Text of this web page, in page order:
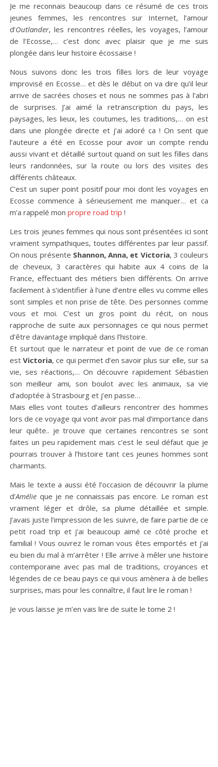
Je me reconnais beaucoup dans ce résumé de ces trois
jeunes femmes, les rencontres sur Internet, l’amour
d’Outlander, les rencontres réelles, les voyages, l’amour
de l’Ecosse,… c’est donc avec plaisir que je me suis
plongée dans leur histoire écossaise !
Nous suivons donc les trois filles lors de leur voyage
improvisé en Ecosse… et dès le début on va dire qu’il leur
arrive de sacrées choses et nous ne sommes pas à l’abri
de surprises. J’ai aimé la retranscription du pays, les
paysages, les lieux, les coutumes, les traditions,… on est
dans une plongée directe et j’ai adoré ca ! On sent que
l’auteure a été en Ecosse pour avoir un compte rendu
aussi vivant et détaillé surtout quand on suit les filles dans
leurs randonnées, sur la route ou lors des visites des
différents châteaux.
C’est un super point positif pour moi dont les voyages en
Ecosse commence à sérieusement me manquer… et ca
m’a rappelé mon propre road trip !
Les trois jeunes femmes qui nous sont présentées ici sont
vraiment sympathiques, toutes différentes par leur passif.
On nous présente Shannon, Anna, et Victoria, 3 couleurs
de cheveux, 3 caractères qui habite aux 4 coins de la
France, effectuant des métiers bien différents. On arrive
facilement à s’identifier à l’une d’entre elles vu comme elles
sont simples et non prise de tête. Des personnes comme
vous et moi. C’est un gros point du récit, on nous
rapproche de suite aux personnages ce qui nous permet
d’être davantage impliqué dans l’histoire.
Et surtout que le narrateur et point de vue de ce roman
estVictoria, ce qui permet d’en savoir plus sur elle, sur sa
vie, ses réactions,… On découvre rapidement Sébastien
son meilleur ami, son boulot avec les animaux, sa vie
d’adoptée à Strasbourg et j’en passe…
Mais elles vont toutes d’ailleurs rencontrer des hommes
lors de ce voyage qui vont avoir pas mal d’importance dans
leur quête.. je trouve que certaines rencontres se sont
faites un peu rapidement mais c’est le seul défaut que je
pourrais trouver à l’histoire tant ces jeunes hommes sont
charmants.
Mais le texte a aussi été l’occasion de découvrir la plume
d’Amélie que je ne connaissais pas encore. Le roman est
vraiment léger et drôle, sa plume détaillée et simple.
J’avais juste l’impression de les suivre, de faire partie de ce
petit road trip et j’ai beaucoup aimé ce côté proche et
familial ! Vous ouvrez le roman vous êtes emportés et j’ai
eu bien du mal à m’arrêter ! Elle arrive à mêler une histoire
contemporaine avec pas mal de traditions, croyances et
légendes de ce beau pays ce qui vous amènera à de belles
surprises, mais pour les connaître, il faut lire le roman !
Je vous laisse je m’en vais lire de suite le tome 2 !